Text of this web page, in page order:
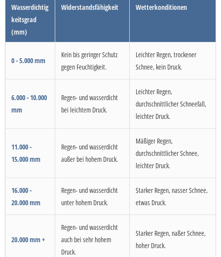
Wasserdichtig
keitsgrad
(mm)
Widerstandsfähigkeit Wetterkonditionen
0 - 5.000 mm
Kein bis geringer Schutz
gegen Feuchtigkeit.
Leichter Regen, trockener
Schnee, kein Druck.
6.000 - 10.000
mm
Regen- und wasserdicht
bei leichtem Druck.
Leichter Regen,
durchschnittlicher Schneefall,
leichter Druck.
11.000 -
15.000 mm
Regen- und wasserdicht
außer bei hohem Druck.
Mäßiger Regen,
durchschnittlicher Schnee,
leichter Druck.
16.000 -
20.000 mm
Regen- und wasserdicht
unter hohem Druck.
Starker Regen, nasser Schnee,
etwas Druck.
20.000 mm +
Regen- und wasserdicht
auch bei sehr hohem
Druck.
Starker Regen, naßer Schnee,
hoher Druck.